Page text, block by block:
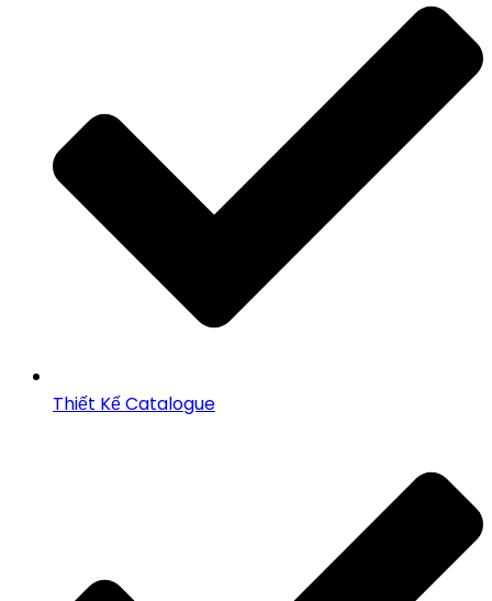
Thiết Kế Catalogue